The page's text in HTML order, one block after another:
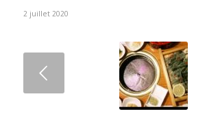
2 juillet 2020
Suivant